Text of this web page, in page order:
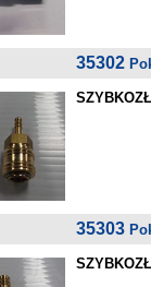
35302
35303